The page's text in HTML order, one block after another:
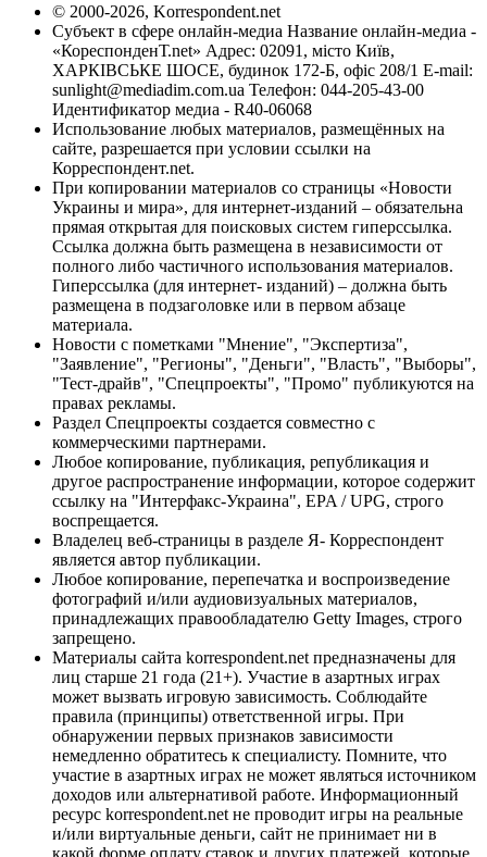
© 2000-2026, Korrespondent.net
Субъект в сфере онлайн-медиа Название онлайн-медиа -
«КореспонденТ.net» Адрес: 02091, місто Київ,
ХАРКІВСЬКЕ ШОСЕ, будинок 172-Б, офіс 208/1 E-mail:
sunlight@mediadim.com.ua Телефон: 044-205-43-00
Идентификатор медиа - R40-06068
Использование любых материалов, размещённых на
сайте, разрешается при условии ссылки на
Корреспондент.net.
При копировании материалов со страницы «Новости
Украины и мира», для интернет-изданий – обязательна
прямая открытая для поисковых систем гиперссылка.
Ссылка должна быть размещена в независимости от
полного либо частичного использования материалов.
Гиперссылка (для интернет- изданий) – должна быть
размещена в подзаголовке или в первом абзаце
материала.
Новости с пометками "Мнение", "Экспертиза",
"Заявление", "Регионы", "Деньги", "Власть", "Выборы",
"Тест-драйв", "Спецпроекты", "Промо" публикуются на
правах рекламы.
Раздел Спецпроекты создается совместно с
коммерческими партнерами.
Любое копирование, публикация, републикация и
другое распространение информации, которое содержит
ссылку на "Интерфакс-Украина", EPA / UPG, строго
воспрещается.
Владелец веб-страницы в разделе Я- Корреспондент
является автор публикации.
Любое копирование, перепечатка и воспроизведение
фотографий и/или аудиовизуальных материалов,
принадлежащих правообладателю Getty Images, строго
запрещено.
Материалы сайта korrespondent.net предназначены для
лиц старше 21 года (21+). Участие в азартных играх
может вызвать игровую зависимость. Соблюдайте
правила (принципы) ответственной игры. При
обнаружении первых признаков зависимости
немедленно обратитесь к специалисту. Помните, что
участие в азартных играх не может являться источником
доходов или альтернативой работе. Информационный
ресурс korrespondent.net не проводит игры на реальные
и/или виртуальные деньги, сайт не принимает ни в
какой форме оплату ставок и других платежей, которые